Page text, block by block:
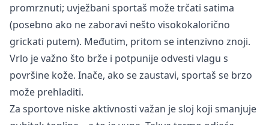
promrznuti; uvježbani sportaš može trčati satima
(posebno ako ne zaboravi nešto visokokalorično
grickati putem). Međutim, pritom se intenzivno znoji.
Vrlo je važno što brže i potpunije odvesti vlagu s
površine kože. Inače, ako se zaustavi, sportaš se brzo
može prehladiti.
Za sportove niske aktivnosti važan je sloj koji smanjuje